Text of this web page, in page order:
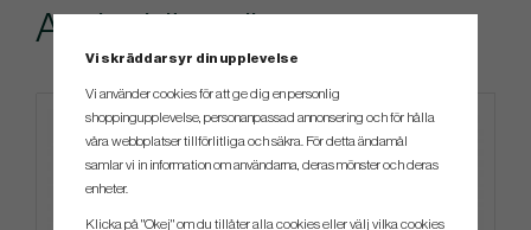
Andra köpte även
4 FÖR 3
Vi skräddarsyr din upplevelse
Vi använder cookies för att ge dig en personlig
shoppingupplevelse, personanpassad annonsering och för hålla
våra webbplatser tillförlitliga och säkra. För detta ändamål
samlar vi in information om användarna, deras mönster och deras
enheter.
Klicka på "Okej" om du tillåter alla cookies eller välj vilka cookies